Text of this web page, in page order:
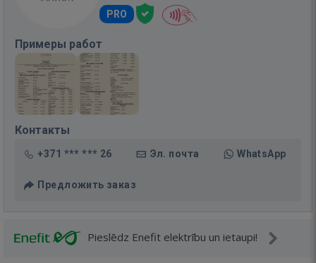
PRO
Примеры работ
Контакты
+371 *** *** 26 Эл. почта WhatsApp
Предложить заказ
Pieslēdz Enefit elektrību un ietaupi!